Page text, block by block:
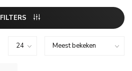
FILTERS